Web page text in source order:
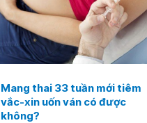
Mang thai 33 tuần mới tiêm
vắc-xin uốn ván có được
không?